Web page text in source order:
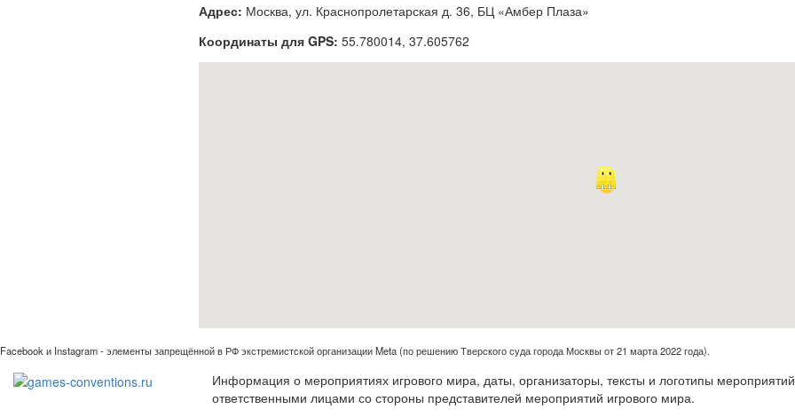
Адрес: Москва, ул. Краснопролетарская д. 36, БЦ «Амбер Плаза»
Координаты для GPS: 55.780014, 37.605762
Facebook и Instagram - элементы запрещённой в РФ экстремистской организации Meta (по решению Тверского суда города Москвы от 21 марта 2022 года).
Информация о мероприятиях игрового мира, даты, организаторы, тексты и логотипы
ответственными лицами со стороны представителей мероприятий игрового мира.